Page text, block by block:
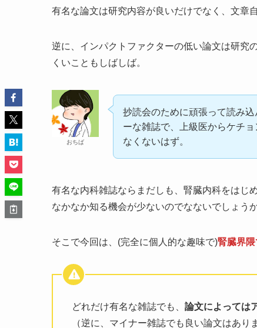
有名な論文は研究内容が良いだけでなく、文章
逆に、インパクトファクターの低い論文は研究
くいこともしばしば。
おちば
抄読会のために頑張って読み
ーな雑誌で、上級医からケチ
なくないはず。
有名な内科雑誌ならまだしも、腎臓内科をはじ
なかなか知る機会が少ないのでなないでしょうか
そこで今回は、(完全に個人的な趣味で)腎臓界
どれだけ有名な雑誌でも、 論文によっては
（逆に、マイナー雑誌でも良い論文はあり